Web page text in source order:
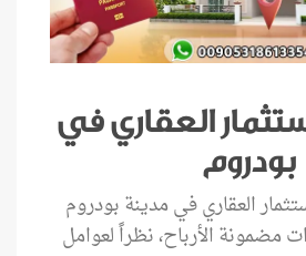
العقاري في
بودروم
العقاري في مدينة بودروم
مضمونة الأرباح، نظراً لعوامل